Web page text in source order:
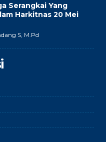
Serangkai Yang
Harkitnas 20 Mei
S, M.Pd